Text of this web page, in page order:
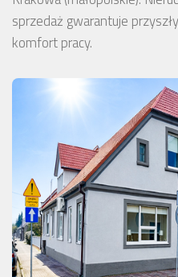
sprzedaż gwarantuje
komfort pracy.